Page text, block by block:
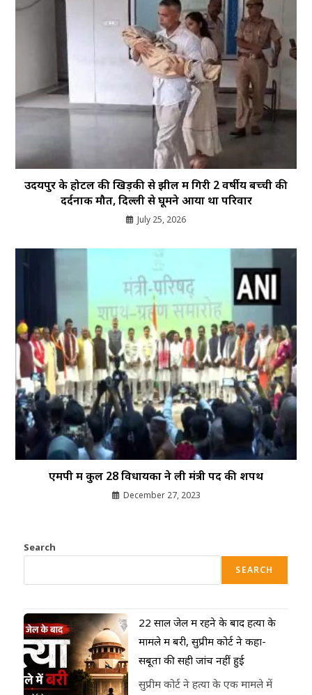
उदयपुर के होटल की खिड़की से झील में गिरी 2 वर्षीय बच्ची की
दर्दनाक मौत, दिल्ली से घूमने आया था परिवार
July 25, 2026
एमपी में कुल 28 विधायकों ने ली मंत्री पद की शपथ
December 27, 2023
Search
SEARCH
22 साल जेल में रहने के बाद हत्या के
मामले में बरी, सुप्रीम कोर्ट ने कहा-
सबूतों की सही जांच नहीं हुई
सुप्रीम कोर्ट ने हत्या के एक मामले में